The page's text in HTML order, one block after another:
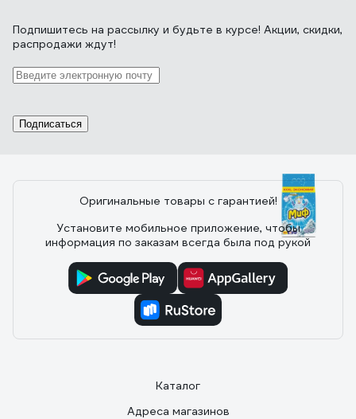
Отзыв о PERSIL Color Свежесть от Vernel
2466247 606074
Любовь З.
в 2 раза :( Очень вкусно пахнет и долго сохраняется
приятный аромат на вещах, расход
156 отзывов
Отзыв о МИФ Морозная свежесть 602422
Подпишитесь на рассылку и будьте в курсе! Акции, скидки,
распродажи ждут!
Подписаться
Оригинальные товары с гарантией!
Установите мобильное приложение, чтобы
информация по заказам всегда была под рукой
Каталог
Адреса магазинов